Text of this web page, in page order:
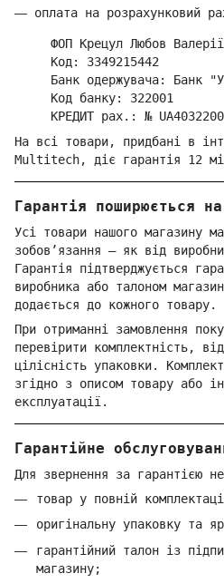
— оплата на розрахунковий
ФОП Крецул Любов
Код: 3349215442
Банк одержувача: Банк
Код банку: 322001
КРЕДИТ рах.: №
На всі товари, придбані в
Multitech, діє гарантія 12
Гарантія поширюється
Усі товари нашого магазину
зобов’язання — як від
Гарантія підтверджується
виробника або талоном
додається до кожного товару.
При отриманні замовлення
перевірити комплектність,
цілісність упаковки.
згідно з описом товару або
експлуатації.
Гарантійне
Для звернення за гарантією
товар у повній
оригінальну упаковку та
гарантійний талон із
магазину;